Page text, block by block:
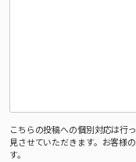
こちらの投稿への個別対応は行
見させていただきます。お客様
す。